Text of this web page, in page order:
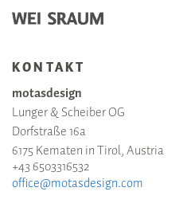
KONTAKT
motasdesign
Lunger & Scheiber OG
Dorfstraße 16a
6175 Kematen in Tirol, Austria
+43 6503316532
office@motasdesign.com